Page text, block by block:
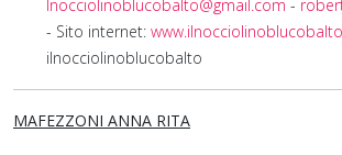
lnocciolinoblucobalto@gmail.com -
- Sito internet:
ilnocciolinoblucobalto
MAFEZZONI ANNA RITA